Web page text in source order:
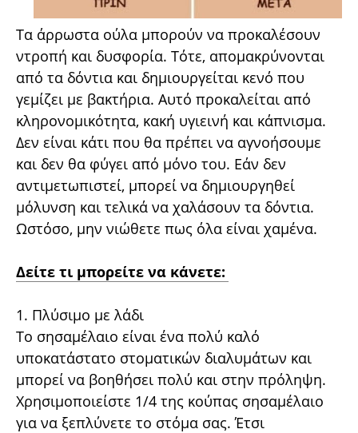
Τα άρρωστα ούλα μπορούν να προκαλέσουν
ντροπή και δυσφορία. Τότε, απομακρύνονται
από τα δόντια και δημιουργείται κενό που
γεμίζει με βακτήρια. Αυτό προκαλείται από
κληρονομικότητα, κακή υγιεινή και κάπνισμα.
Δεν είναι κάτι που θα πρέπει να αγνοήσουμε
και δεν θα φύγει από μόνο του. Εάν δεν
αντιμετωπιστεί, μπορεί να δημιουργηθεί
μόλυνση και τελικά να χαλάσουν τα δόντια.
Ωστόσο, μην νιώθετε πως όλα είναι χαμένα.
Δείτε τι μπορείτε να κάνετε:
1. Πλύσιμο με λάδι
Το σησαμέλαιο είναι ένα πολύ καλό
υποκατάστατο στοματικών διαλυμάτων και
μπορεί να βοηθήσει πολύ και στην πρόληψη.
Χρησιμοποιείστε 1/4 της κούπας σησαμέλαιο
για να ξεπλύνετε το στόμα σας. Έτσι